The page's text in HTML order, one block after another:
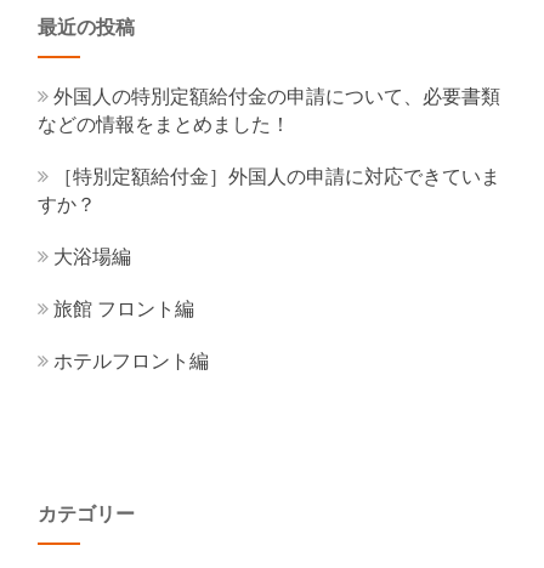
最近の投稿
外国人の特別定額給付金の申請について、必要書類
などの情報をまとめました！
［特別定額給付金］外国人の申請に対応できていま
すか？
大浴場編
旅館 フロント編
ホテルフロント編
カテゴリー